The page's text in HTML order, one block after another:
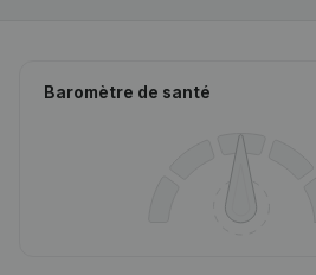
Baromètre de santé